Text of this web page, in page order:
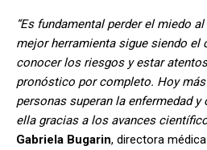
“Es fundamental perder el miedo
mejor herramienta sigue siendo el
conocer los riesgos y estar
pronóstico por completo. Hoy
personas superan la enfermedad
ella gracias a los avances
Gabriela Bugarin, directora